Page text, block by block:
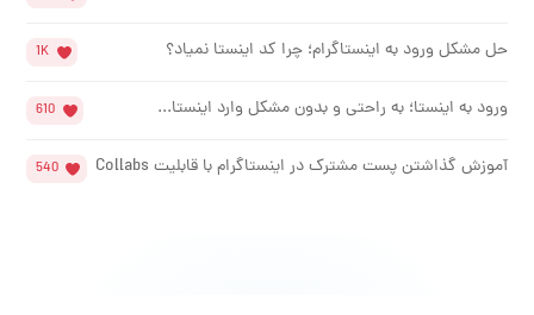
حل مشکل ورود به اینستاگرام؛ چرا کد اینستا نمیاد؟ 1K
ورود به اینستا؛ به راحتی و بدون مشکل وارد اینستا... 610
آموزش گذاشتن پست مشترک در اینستاگرام با قابلیت Collabs 540